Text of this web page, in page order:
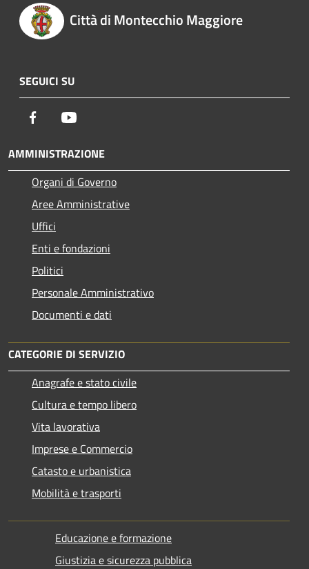
Città di Montecchio Maggiore
SEGUICI SU
Facebook
AMMINISTRAZIONE
Organi di Governo
Aree Amministrative
Uffici
Enti e fondazioni
Politici
Personale Amministrativo
Documenti e dati
CATEGORIE DI SERVIZIO
Anagrafe e stato civile
Cultura e tempo libero
Vita lavorativa
Imprese e Commercio
Catasto e urbanistica
Mobilità e trasporti
Educazione e formazione
Giustizia e sicurezza pubblica